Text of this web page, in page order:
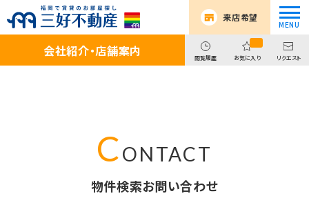
来店希望
会社紹介・店舗案内 閲覧履歴 お気に入り リクエスト
物件検索お問い合わせ